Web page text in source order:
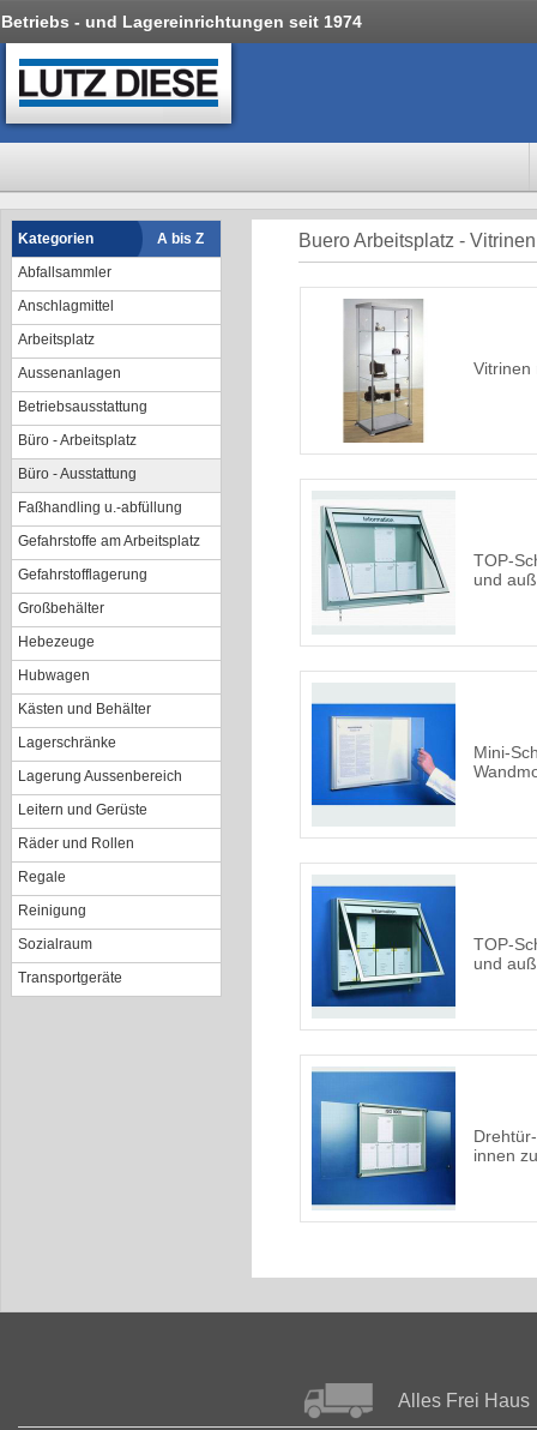
Betriebs - und Lagereinrichtungen seit 1974
Kategorien
A bis Z
Abfallsammler
Anschlagmittel
Arbeitsplatz
Aussenanlagen
Betriebsausstattung
Büro - Arbeitsplatz
Büro - Ausstattung
Faßhandling u.-abfüllung
Gefahrstoffe am Arbeitsplatz
Gefahrstofflagerung
Großbehälter
Hebezeuge
Hubwagen
Kästen und Behälter
Lagerschränke
Lagerung Aussenbereich
Leitern und Gerüste
Räder und Rollen
Regale
Reinigung
Sozialraum
Transportgeräte
Buero Arbeitsplatz -
Vitrinen
TOP-
und
Mini-
TOP-
und
innen
Alles Frei Haus